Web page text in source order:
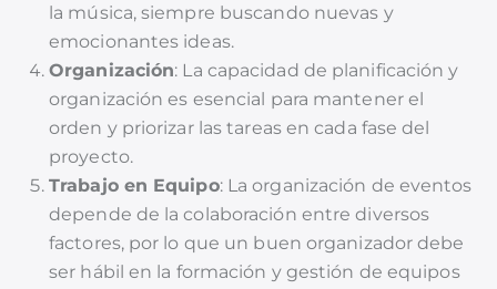
la música, siempre buscando nuevas y
emocionantes ideas.
Organización: La capacidad de planificación y
organización es esencial para mantener el
orden y priorizar las tareas en cada fase del
proyecto.
Trabajo en Equipo: La organización de eventos
depende de la colaboración entre diversos
factores, por lo que un buen organizador debe
ser hábil en la formación y gestión de equipos